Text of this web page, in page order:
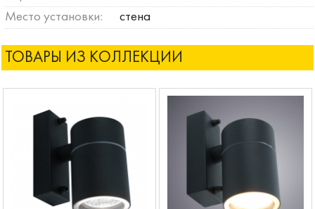
Место установки:
стена
ТОВАРЫ ИЗ КОЛЛЕКЦИИ